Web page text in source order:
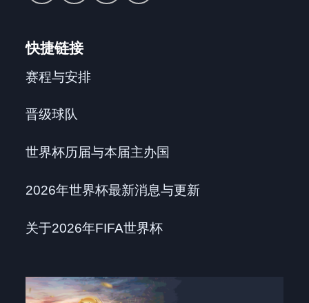
快捷链接
赛程与安排
晋级球队
世界杯历届与本届主办国
2026年世界杯最新消息与更新
关于2026年FIFA世界杯